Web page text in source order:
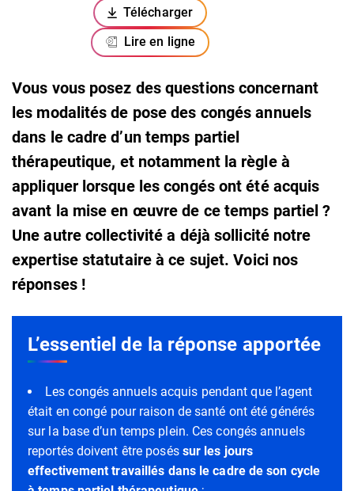
Télécharger
(ouverture dans un nouvel onglet)
Lire en ligne
Vous vous posez des questions concernant
les modalités de pose des congés annuels
dans le cadre d’un temps partiel
thérapeutique, et notamment la règle à
appliquer lorsque les congés ont été acquis
avant la mise en œuvre de ce temps partiel ?
Une autre collectivité a déjà sollicité notre
expertise statutaire à ce sujet. Voici nos
réponses !
L’essentiel de la réponse apportée
Les congés annuels acquis pendant que l’agent
était en congé pour raison de santé ont été générés
sur la base d’un temps plein. Ces congés annuels
reportés doivent être posés sur les jours
effectivement travaillés dans le cadre de son cycle